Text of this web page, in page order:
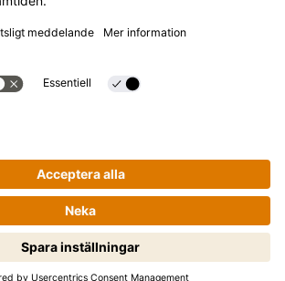
på ett
för att börja nu
Trading Europe GmbH 2023 – 2026
180, 40472 Düsseldorf, Germany
vid Amtsgericht Düsseldorf:
Sekretessinställningar
meddelande
Dataintegritet